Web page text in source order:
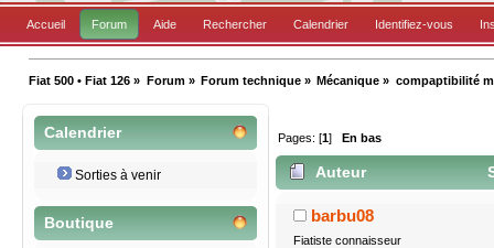
Accueil Forum Aide Rechercher Calendrier Identifiez-vous
Fiat 500 • Fiat 126 » Forum» Forum technique» Mécanique » compaptibilité
Calendrier
Sorties à venir
Boutique
Pages: [1] En bas
Auteur
barbu08
Fiatiste connaisseur